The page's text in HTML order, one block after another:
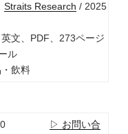
Straits Research / 2025
文、PDF、273ページ
ル
飲料
▷ お問い合